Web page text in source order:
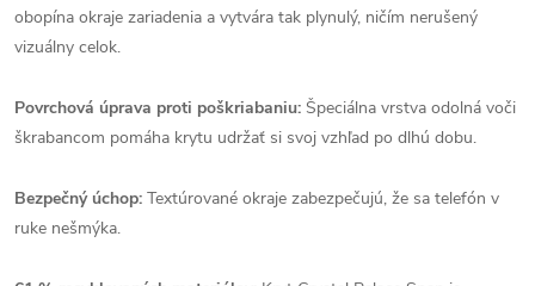
obopína okraje zariadenia a vytvára tak plynulý, ničím nerušený
vizuálny celok.
Povrchová úprava proti poškriabaniu: Špeciálna vrstva odolná voči
škrabancom pomáha krytu udržať si svoj vzhľad po dlhú dobu.
Bezpečný úchop: Textúrované okraje zabezpečujú, že sa telefón v
ruke nešmýka.